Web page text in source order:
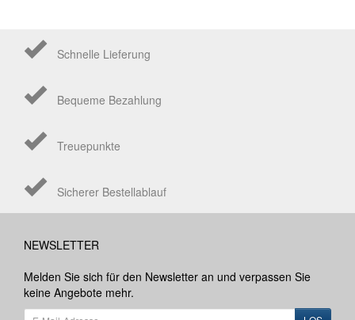
Schnelle Lieferung
Bequeme Bezahlung
Treuepunkte
Sicherer Bestellablauf
NEWSLETTER
Melden Sie sich für den Newsletter an und verpassen Sie
keine Angebote mehr.